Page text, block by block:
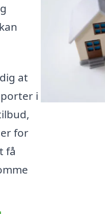
at
i
for
få